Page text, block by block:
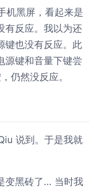
机黑屏，看起来是
有反应。我以为还
键也没有反应。此
源键和音量下键尝
仍然没反应。
说到。于是我就
变黑砖了… 当时我